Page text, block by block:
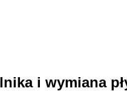
i wymiana